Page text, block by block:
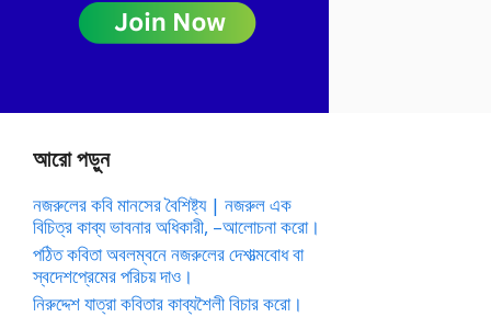
আরো পড়ুন
নজরুলের কবি মানসের বৈশিষ্ট্য | নজরুল এক
বিচিত্র কাব্য ভাবনার অধিকারী, –আলোচনা করো।
পঠিত কবিতা অবলম্বনে নজরুলের দেশাত্মবোধ বা
স্বদেশপ্রেমের পরিচয় দাও।
নিরুদ্দেশ যাত্রা কবিতার কাব্যশৈলী বিচার করো।